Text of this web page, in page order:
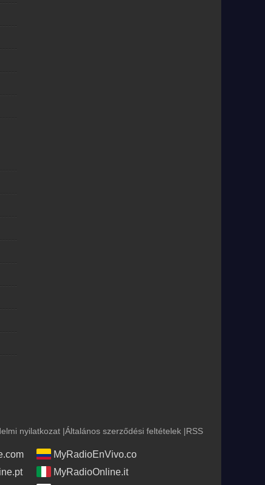
nyilatkozat |Általános szerződési feltételek |RSS
MyRadioEnVivo.co
MyRadioOnline.it